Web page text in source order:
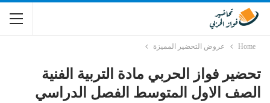
Home عروض التحضير المميزة
تحضير فواز الحربي مادة التربية الفنية
الصف الاول المتوسط الفصل الدراسي